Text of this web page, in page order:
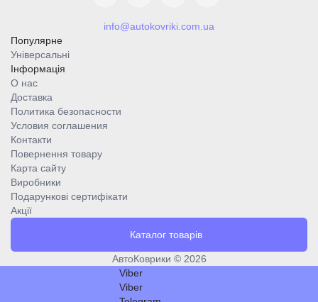
info@autokovriki.com.ua
Популярне
Універсальні
Інформація
О нас
Доставка
Политика безопасности
Условия соглашения
Контакти
Повернення товару
Карта сайту
Виробники
Подарункові сертифікати
Акції
Каталог товарів
АвтоКоврики © 2026
Viber
Viber